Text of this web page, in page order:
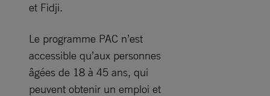
et Fidji.
Le programme PAC n’est
accessible qu’aux personnes
âgées de 18 à 45 ans, qui
peuvent obtenir un emploi et